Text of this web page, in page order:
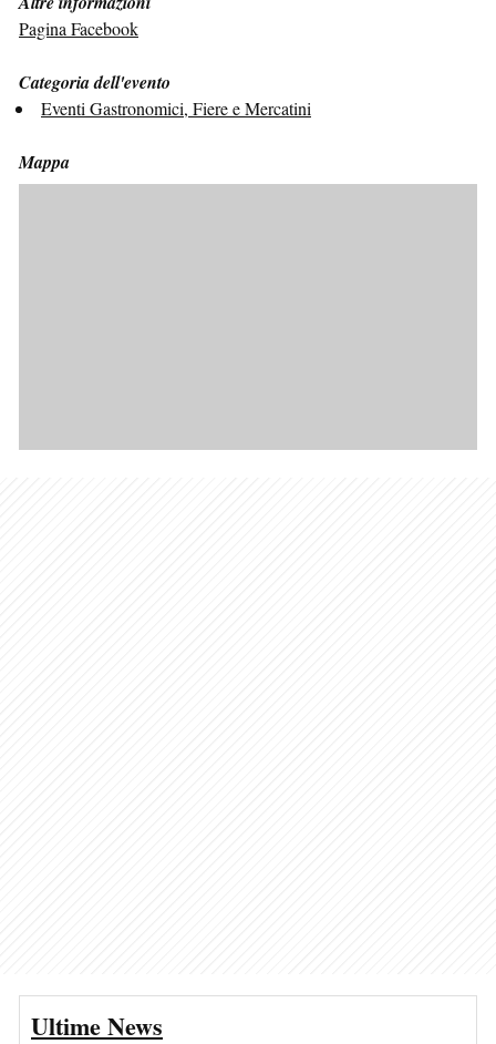
Pagina Facebook
Categoria dell'evento
Eventi Gastronomici, Fiere e Mercatini
Mappa
Ultime News